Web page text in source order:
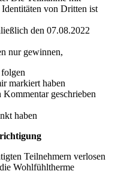
von Dritten ist
den 07.08.2022
nur gewinnen,
markiert haben
Kommentar geschrieben
haben
Teilnehmern verlosen
Wohlfühltherme